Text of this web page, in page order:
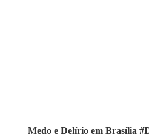
Medo e Delírio em Brasília